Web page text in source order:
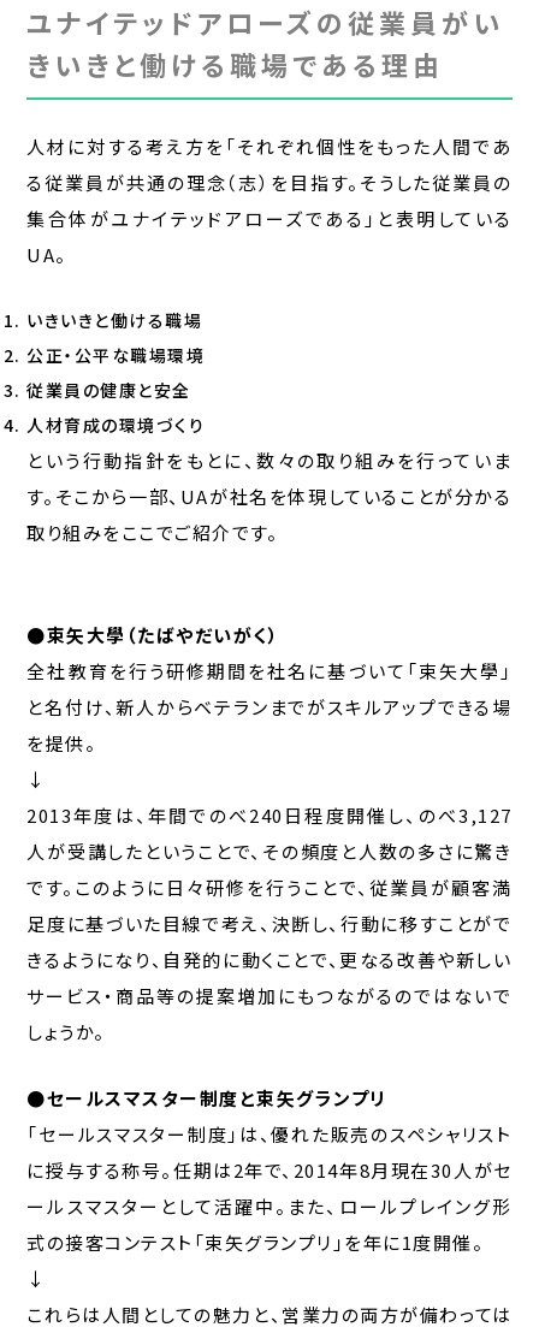
ユナイテッドアローズの従業員がい
きいきと働ける職場である理由
人材に対する考え方を「それぞれ個性をもった人間であ
る従業員が共通の理念（志）を目指す。そうした従業員の
集合体がユナイテッドアローズである」と表明している
UA。
いきいきと働ける職場
公正・公平な職場環境
従業員の健康と安全
人材育成の環境づくり
という行動指針をもとに、数々の取り組みを行っていま
す。そこから一部、UAが社名を体現していることが分かる
取り組みをここでご紹介です。
●束矢大學（たばやだいがく）
全社教育を行う研修期間を社名に基づいて「束矢大學」
と名付け、新人からベテランまでがスキルアップできる場
を提供。
↓
2013年度は、年間でのべ240日程度開催し、のべ3,127
人が受講したということで、その頻度と人数の多さに驚き
です。このように日々研修を行うことで、従業員が顧客満
足度に基づいた目線で考え、決断し、行動に移すことがで
きるようになり、自発的に動くことで、更なる改善や新しい
サービス・商品等の提案増加にもつながるのではないで
しょうか。
●セールスマスター制度と束矢グランプリ
「セールスマスター制度」は、優れた販売のスペシャリスト
に授与する称号。任期は2年で、2014年8月現在30人がセ
ールスマスターとして活躍中。また、ロールプレイング形
式の接客コンテスト「束矢グランプリ」を年に1度開催。
↓
これらは人間としての魅力と、営業力の両方が備わっては